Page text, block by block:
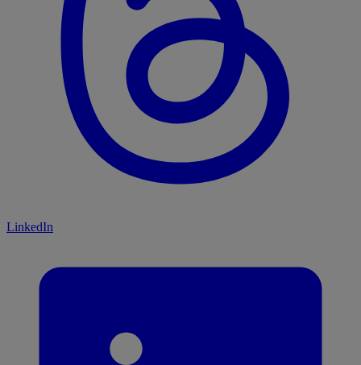
LinkedIn